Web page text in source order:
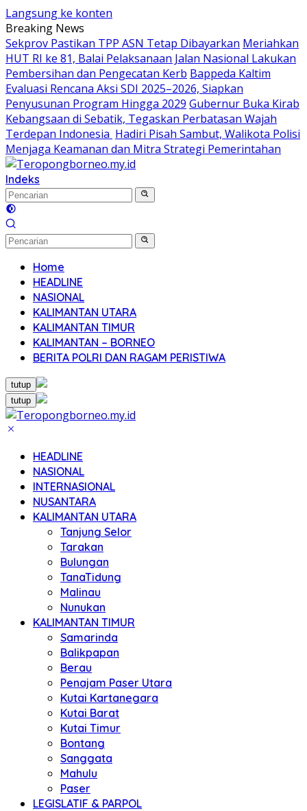
Langsung ke konten
Breaking News
Sekprov Pastikan TPP ASN Tetap Dibayarkan Meriahkan
HUT RI ke 81, Balai Pelaksanaan Jalan Nasional Lakukan
Pembersihan dan Pengecatan Kerb Bappeda Kaltim
Evaluasi Rencana Aksi SDI 2025–2026, Siapkan
Penyusunan Program Hingga 2029 Gubernur Buka Kirab
Kebangsaan di Sebatik, Tegaskan Perbatasan Wajah
Terdepan Indonesia Hadiri Pisah Sambut, Walikota Polisi
Menjaga Keamanan dan Mitra Strategi Pemerintahan
Indeks
Home
HEADLINE
NASIONAL
KALIMANTAN UTARA
KALIMANTAN TIMUR
KALIMANTAN – BORNEO
BERITA POLRI DAN RAGAM PERISTIWA
tutup
tutup
HEADLINE
NASIONAL
INTERNASIONAL
NUSANTARA
KALIMANTAN UTARA
Tanjung Selor
Tarakan
Bulungan
TanaTidung
Malinau
Nunukan
KALIMANTAN TIMUR
Samarinda
Balikpapan
Berau
Penajam Paser Utara
Kutai Kartanegara
Kutai Barat
Kutai Timur
Bontang
Sanggata
Mahulu
Paser
LEGISLATIF & PARPOL